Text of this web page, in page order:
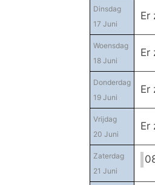
Dinsdag
17 Juni
Er
Woensdag
18 Juni
Er
Donderdag
19 Juni
Er
Vrijdag
20 Juni
Er
Zaterdag
21 Juni